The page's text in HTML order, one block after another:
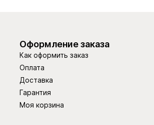
Оформление заказа
Как оформить заказ
Оплата
Доставка
Гарантия
Моя корзина